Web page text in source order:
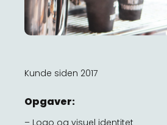
Kunde siden 2017
Opgaver:
– Logo og visuel identitet